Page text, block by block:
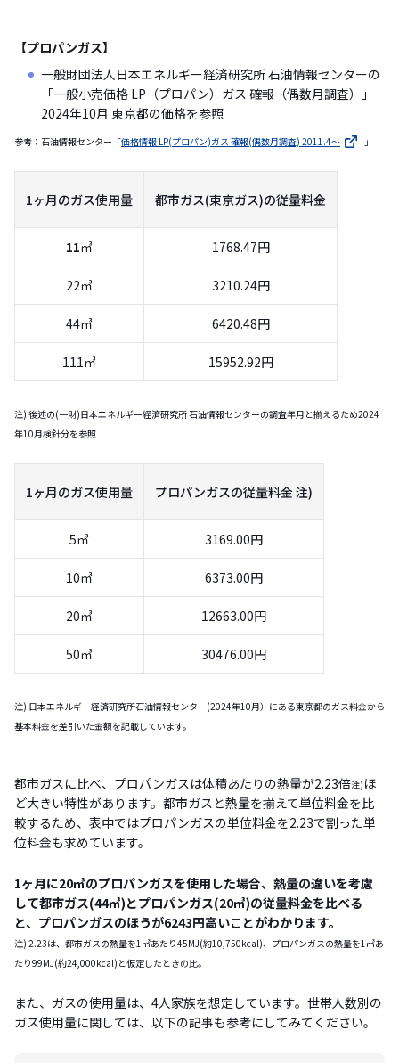
【プロパンガス】
一般財団法人日本エネルギー経済研究所 石油情報センターの
「一般小売価格 LP（プロパン）ガス 確報（偶数月調査）」
2024年10月 東京都の価格を参照
参考：石油情報センター「価格情報 LP(プロパン)ガス 確報(偶数月調査) 2011.4〜 」
1ヶ月のガス使用量 都市ガス(東京ガス)の従量料金
11㎥ 1768.47円
22㎥ 3210.24円
44㎥ 6420.48円
111㎥ 15952.92円
注) 後述の(一財)日本エネルギー経済研究所 石油情報センターの調査年月と揃えるため2024
年10月検針分を参照
1ヶ月のガス使用量 プロパンガスの従量料金 注)
5㎥ 3169.00円
10㎥ 6373.00円
20㎥ 12663.00円
50㎥ 30476.00円
注) 日本エネルギー経済研究所石油情報センター(2024年10月）にある東京都のガス料金から
基本料金を差引いた金額を記載しています。
都市ガスに比べ、プロパンガスは体積あたりの熱量が2.23倍注) ほ
ど大きい特性があります。都市ガスと熱量を揃えて単位料金を比
較するため、表中ではプロパンガスの単位料金を2.23で割った単
位料金も求めています。
1ヶ月に20㎥のプロパンガスを使用した場合、熱量の違いを考慮
して都市ガス(44㎥)とプロパンガス(20㎥)の従量料金を比べる
と、プロパンガスのほうが6243円高いことがわかります。
注) 2.23は、都市ガスの熱量を1㎥あたり45MJ(約10,750kcal)、プロパンガスの熱量を1㎥あ
たり99MJ(約24,000kcal)と仮定したときの比。
また、ガスの使用量は、4人家族を想定しています。世帯人数別の
ガス使用量に関しては、以下の記事も参考にしてみてください。